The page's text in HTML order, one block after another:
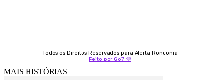
Todos os Direitos Reservados para Alerta Rondonia
Feito por Go7 💜
MAIS HISTÓRIAS